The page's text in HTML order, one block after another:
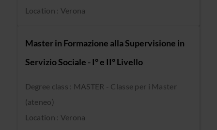
Location : Verona
Master in Formazione alla Supervisione in
Servizio Sociale - I° e II° Livello
Degree class : MASTER - Classe per i Master
(ateneo)
Location : Verona